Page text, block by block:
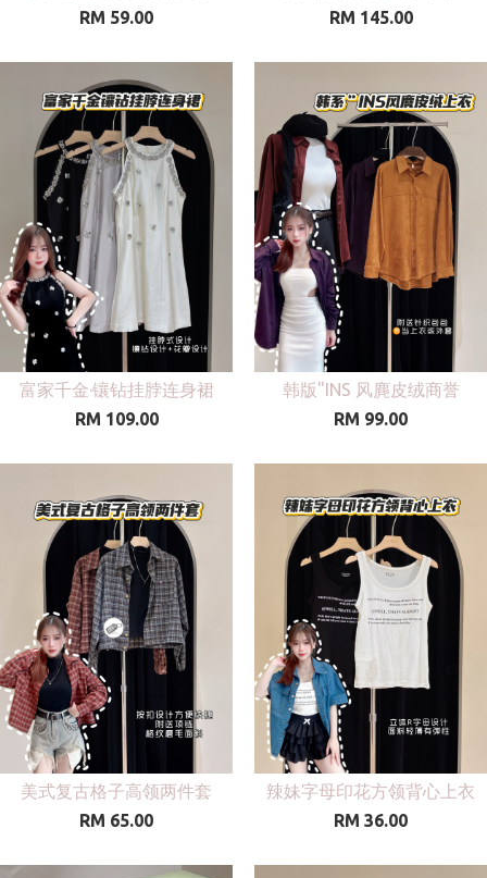
RM 59.00
RM 145.00
富家千金·镶钻挂脖连身裙
RM 109.00
韩版"INS 风麂皮绒商誉
RM 99.00
美式复古格子高领两件套
RM 65.00
辣妹字母印花方领背心上衣
RM 36.00